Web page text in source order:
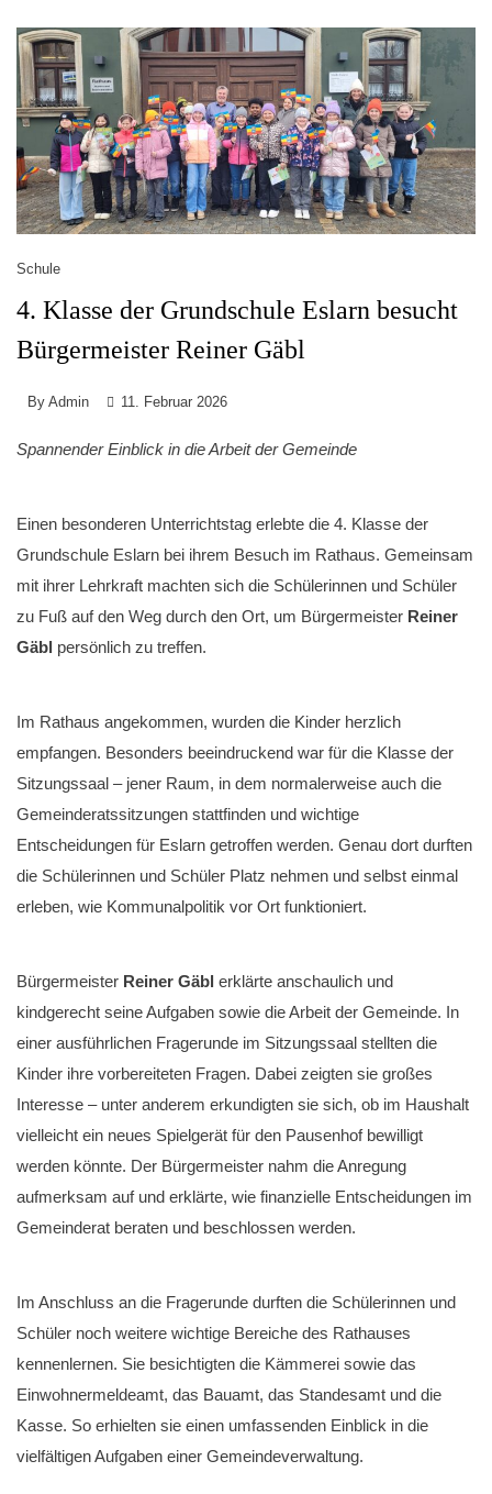
Schule
4. Klasse der Grundschule Eslarn besucht
Bürgermeister Reiner Gäbl
By Admin 11. Februar 2026
Spannender Einblick in die Arbeit der Gemeinde
Einen besonderen Unterrichtstag erlebte die 4. Klasse der
Grundschule Eslarn bei ihrem Besuch im Rathaus. Gemeinsam
mit ihrer Lehrkraft machten sich die Schülerinnen und Schüler
zu Fuß auf den Weg durch den Ort, um Bürgermeister Reiner
Gäbl persönlich zu treffen.
Im Rathaus angekommen, wurden die Kinder herzlich
empfangen. Besonders beeindruckend war für die Klasse der
Sitzungssaal – jener Raum, in dem normalerweise auch die
Gemeinderatssitzungen stattfinden und wichtige
Entscheidungen für Eslarn getroffen werden. Genau dort durften
die Schülerinnen und Schüler Platz nehmen und selbst einmal
erleben, wie Kommunalpolitik vor Ort funktioniert.
Bürgermeister Reiner Gäbl erklärte anschaulich und
kindgerecht seine Aufgaben sowie die Arbeit der Gemeinde. In
einer ausführlichen Fragerunde im Sitzungssaal stellten die
Kinder ihre vorbereiteten Fragen. Dabei zeigten sie großes
Interesse – unter anderem erkundigten sie sich, ob im Haushalt
vielleicht ein neues Spielgerät für den Pausenhof bewilligt
werden könnte. Der Bürgermeister nahm die Anregung
aufmerksam auf und erklärte, wie finanzielle Entscheidungen im
Gemeinderat beraten und beschlossen werden.
Im Anschluss an die Fragerunde durften die Schülerinnen und
Schüler noch weitere wichtige Bereiche des Rathauses
kennenlernen. Sie besichtigten die Kämmerei sowie das
Einwohnermeldeamt, das Bauamt, das Standesamt und die
Kasse. So erhielten sie einen umfassenden Einblick in die
vielfältigen Aufgaben einer Gemeindeverwaltung.